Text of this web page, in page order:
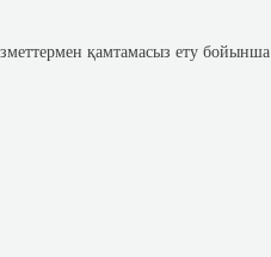
қамтамасыз ету бойынша